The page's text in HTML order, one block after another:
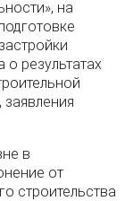
на
о результатах
в
от
строительства